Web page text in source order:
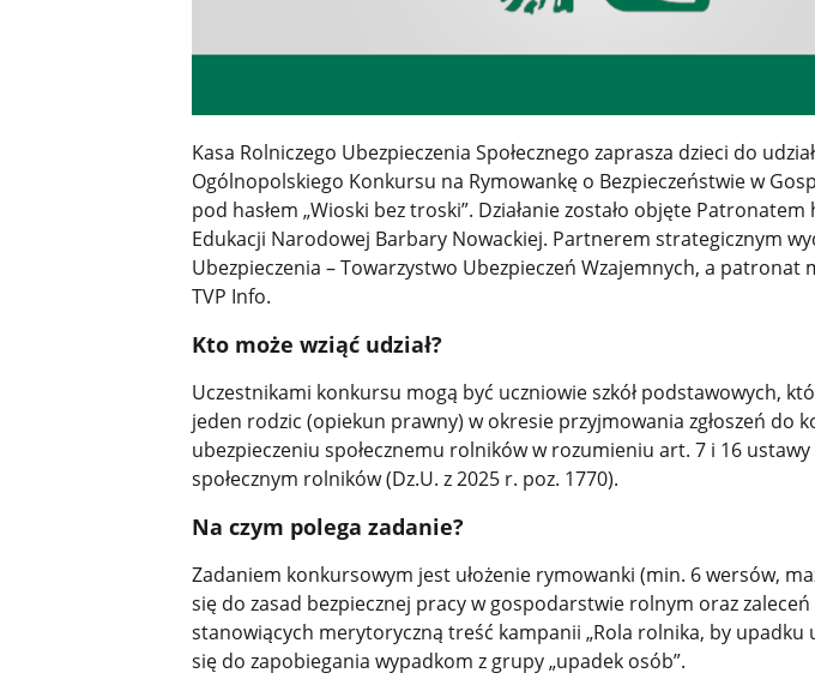
Kasa Rolniczego Ubezpieczenia Społecznego zaprasza dzieci do
Ogólnopolskiego Konkursu na Rymowankę o Bezpieczeństwie w
pod hasłem „Wioski bez troski”. Działanie zostało objęte
Edukacji Narodowej Barbary Nowackiej. Partnerem strategicznym
Ubezpieczenia – Towarzystwo Ubezpieczeń Wzajemnych, a patronat
TVP Info.
Kto może wziąć udział?
Uczestnikami konkursu mogą być uczniowie szkół podstawowych,
jeden rodzic (opiekun prawny) w okresie przyjmowania zgłoszeń do
ubezpieczeniu społecznemu rolników w rozumieniu art. 7 i 16
społecznym rolników (Dz.U. z 2025 r. poz. 1770).
Na czym polega zadanie?
Zadaniem konkursowym jest ułożenie rymowanki (min. 6 wersów,
się do zasad bezpiecznej pracy w gospodarstwie rolnym oraz
stanowiących merytoryczną treść kampanii „Rola rolnika, by upadku
się do zapobiegania wypadkom z grupy „upadek osób”.